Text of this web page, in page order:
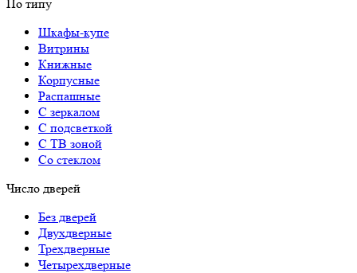
По типу
Шкафы-купе
Витрины
Книжные
Корпусные
Распашные
С зеркалом
С подсветкой
С ТВ зоной
Со стеклом
Число дверей
Без дверей
Двухдверные
Трехдверные
Четырехдверные